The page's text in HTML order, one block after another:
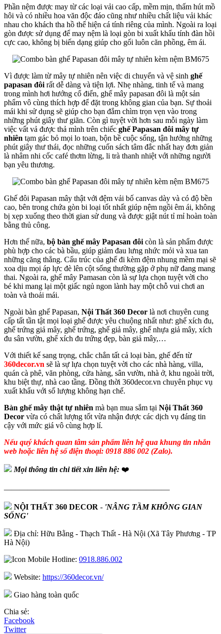
Phần nệm được may từ các loại vải cao cấp, mềm mịn, thấm hút mồ
hôi và có nhiều hoa văn độc đáo cũng như nhiều chất liệu vải khác
nhau cho khách tha hồ thể hiện cá tính riêng của mình. Ngoài ra loại
gòn được sử dụng để may nệm là loại gòn bi xuất khẩu tính đàn hồi
cực cao, không bị biến dạng giúp cho gối luôn căn phồng, êm ái.
Vì được làm từ mây tự nhiên nên việc di chuyển và vệ sinh ghế
papasan đôi rất dễ dàng và tiện lợi. Nhẹ nhàng, tinh tế và mang
trong mình hơi hướng cổ điển, ghế mây papasan đôi là một sản
phẩm vô cùng thích hợp để đặt trong không gian của bạn. Sự thoải
mái khi sử dụng sẽ giúp cho bạn đắm chìm trọn vẹn vào trong
những phút giây thư giãn. Còn gì tuyệt vời hơn sau mỗi ngày làm
việc vất vả được thả mình trên chiếc ghế Papasan đôi mây tự
nhiên tạm gác bỏ mọi lo toan, bộn bề cuộc sống, tận hưởng những
phút giây thư thái, đọc những cuốn sách tâm đắc nhất hay đơn giản
là nhâm nhi cốc café thơm lừng, li trà thanh nhiệt với những người
bạn yêu thương.
Ghế đôi Papasan mây thật với đệm vải bố canvas dày và có độ bền
cao, bên trong chứa gòn bi loại tốt nhất giúp nệm ngồi êm ái, không
bị xẹp xuống theo thời gian sử dung và được giật nút tỉ mỉ hoàn toàn
bằng thủ công.
Hơn thế nữa, bộ bàn ghế mây Papasan đôi còn là sản phẩm được
phù hợp cho các bà bầu, giúp giảm đau lưng nhức mỏi và xua tan
những căng thẳng. Cấu trúc của ghế đi kèm đệm nhung mềm mại sẽ
xoa dịu mọi áp lực đè lên cột sống thường gặp ở phụ nữ đang mang
thai. Ngoài ra, ghế mây Pamasan còn là sự lựa chọn tuyệt vời cho
bé khi mang lại một giấc ngủ ngon lành hay một chỗ vui chơi an
toàn và thoải mái.
Ngoài bàn ghế Papasan, Nội Thất 360 Decor là nơi chuyên cung
cấp tất tần tật mọi loại ghế được yêu chuộng nhất như: ghế xích đu,
ghế trứng giả mây, ghế trứng, ghế giả mây, ghế nhựa giả mây, xích
đu sân vườn, ghế xích đu trứng đẹp, bàn giả mây,…
Với thiết kế sang trọng, chắc chắn tất cả loại bàn, ghế đến từ
360decor.vn sẽ là sự lựa chọn tuyệt vời cho các nhà hàng, villa,
quán cà phê, văn phòng, cửa hàng, sân vườn, nhà ở, khu ngoài trời,
khu biệt thự, nhà cao tầng. Đồng thời 360decor.vn chuyên phục vụ
xuất khẩu với số lượng không hạn chế.
Bàn ghế mây thật tự nhiên mà bạn mua sắm tại Nội Thất 360
Decor vừa có chất lượng tốt vừa nhận được các dịch vụ đáng tin
cậy với mức giá vô cùng hợp lí.
Nếu quý khách quan tâm sản phẩm liên hệ qua khung tin nhắn
web hoặc liên hệ số điện thoại: 0918 886 002 (Zalo).
Mọi thông tin chi tiết xin liên hệ: ❤️
—————————————————————
NỘI THẤT 360 DECOR - 'NÂNG TẦM KHÔNG GIAN
SỐNG'
Địa chỉ: Hữu Bằng - Thạch Thất - Hà Nội (Xã Tây Phương - TP
Hà Nội)
Hotline: 0918.886.002
Website: https://360decor.vn/
Giao hàng toàn quốc
Chia sẻ:
Facebook
Twitter